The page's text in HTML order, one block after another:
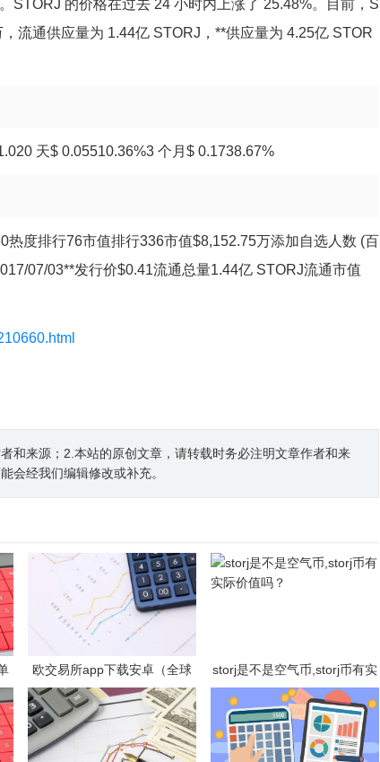
STORJ 的价格在过去 24 小时内上涨了 25.48%。目前，S
流通供应量为 1.44亿 STORJ，**供应量为 4.25亿 STOR
天$ 0.05510.36%3 个月$ 0.1738.67%
度排行76市值排行336市值$8,152.75万添加自选人数 (百
07/03**发行价$0.41流通总量1.44亿 STORJ流通市值
和来源；2.本站的原创文章，请转载时务必注明文章作者和来
会经我们编辑修改或补充。
欧交易所app下载安卓（全球
化的数字货币交易所）
storj是不是空气币,storj币有实
际价值吗？